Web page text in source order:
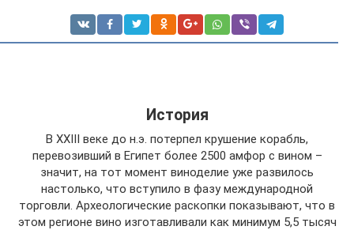
История
В XXIII веке до н.э. потерпел крушение корабль,
перевозивший в Египет более 2500 амфор с вином –
значит, на тот момент виноделие уже развилось
настолько, что вступило в фазу международной
торговли. Археологические раскопки показывают, что в
этом регионе вино изготавливали как минимум 5,5 тысяч